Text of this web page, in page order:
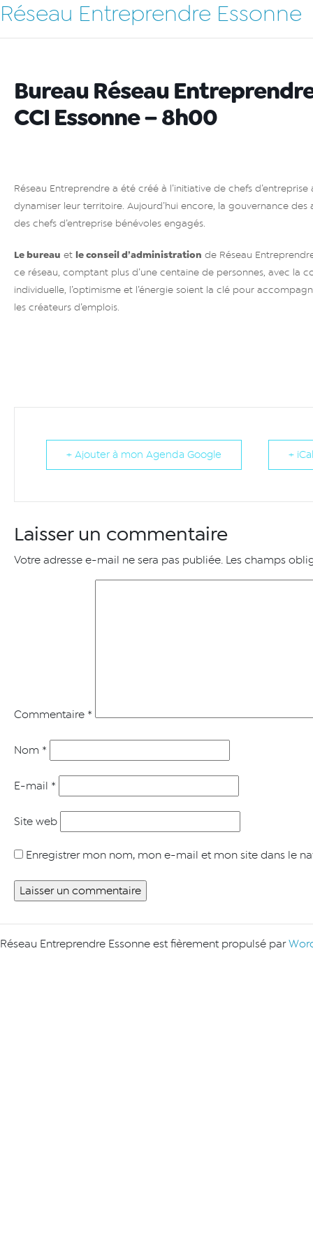
Réseau Entreprendre Essonne
Bureau Réseau
CCI Essonne – 8h00
Réseau Entreprendre a été créé à l’initiative de chefs
dynamiser leur territoire. Aujourd’hui encore, la gouvernance des
des chefs d’entreprise bénévoles engagés.
Le bureau et le conseil d’administration de Réseau
ce réseau, comptant plus d’une centaine de personnes, avec la
individuelle, l’optimisme et l’énergie soient la clé pour
les créateurs d’emplois.
+ Ajouter à mon Agenda Google +
Laisser un commentaire
Votre adresse e-mail ne sera pas publiée. Les champs
Commentaire *
Nom *
E-mail *
Site web
Enregistrer mon nom, mon e-mail et mon site dans le
Réseau Entreprendre Essonne est fièrement propulsé par